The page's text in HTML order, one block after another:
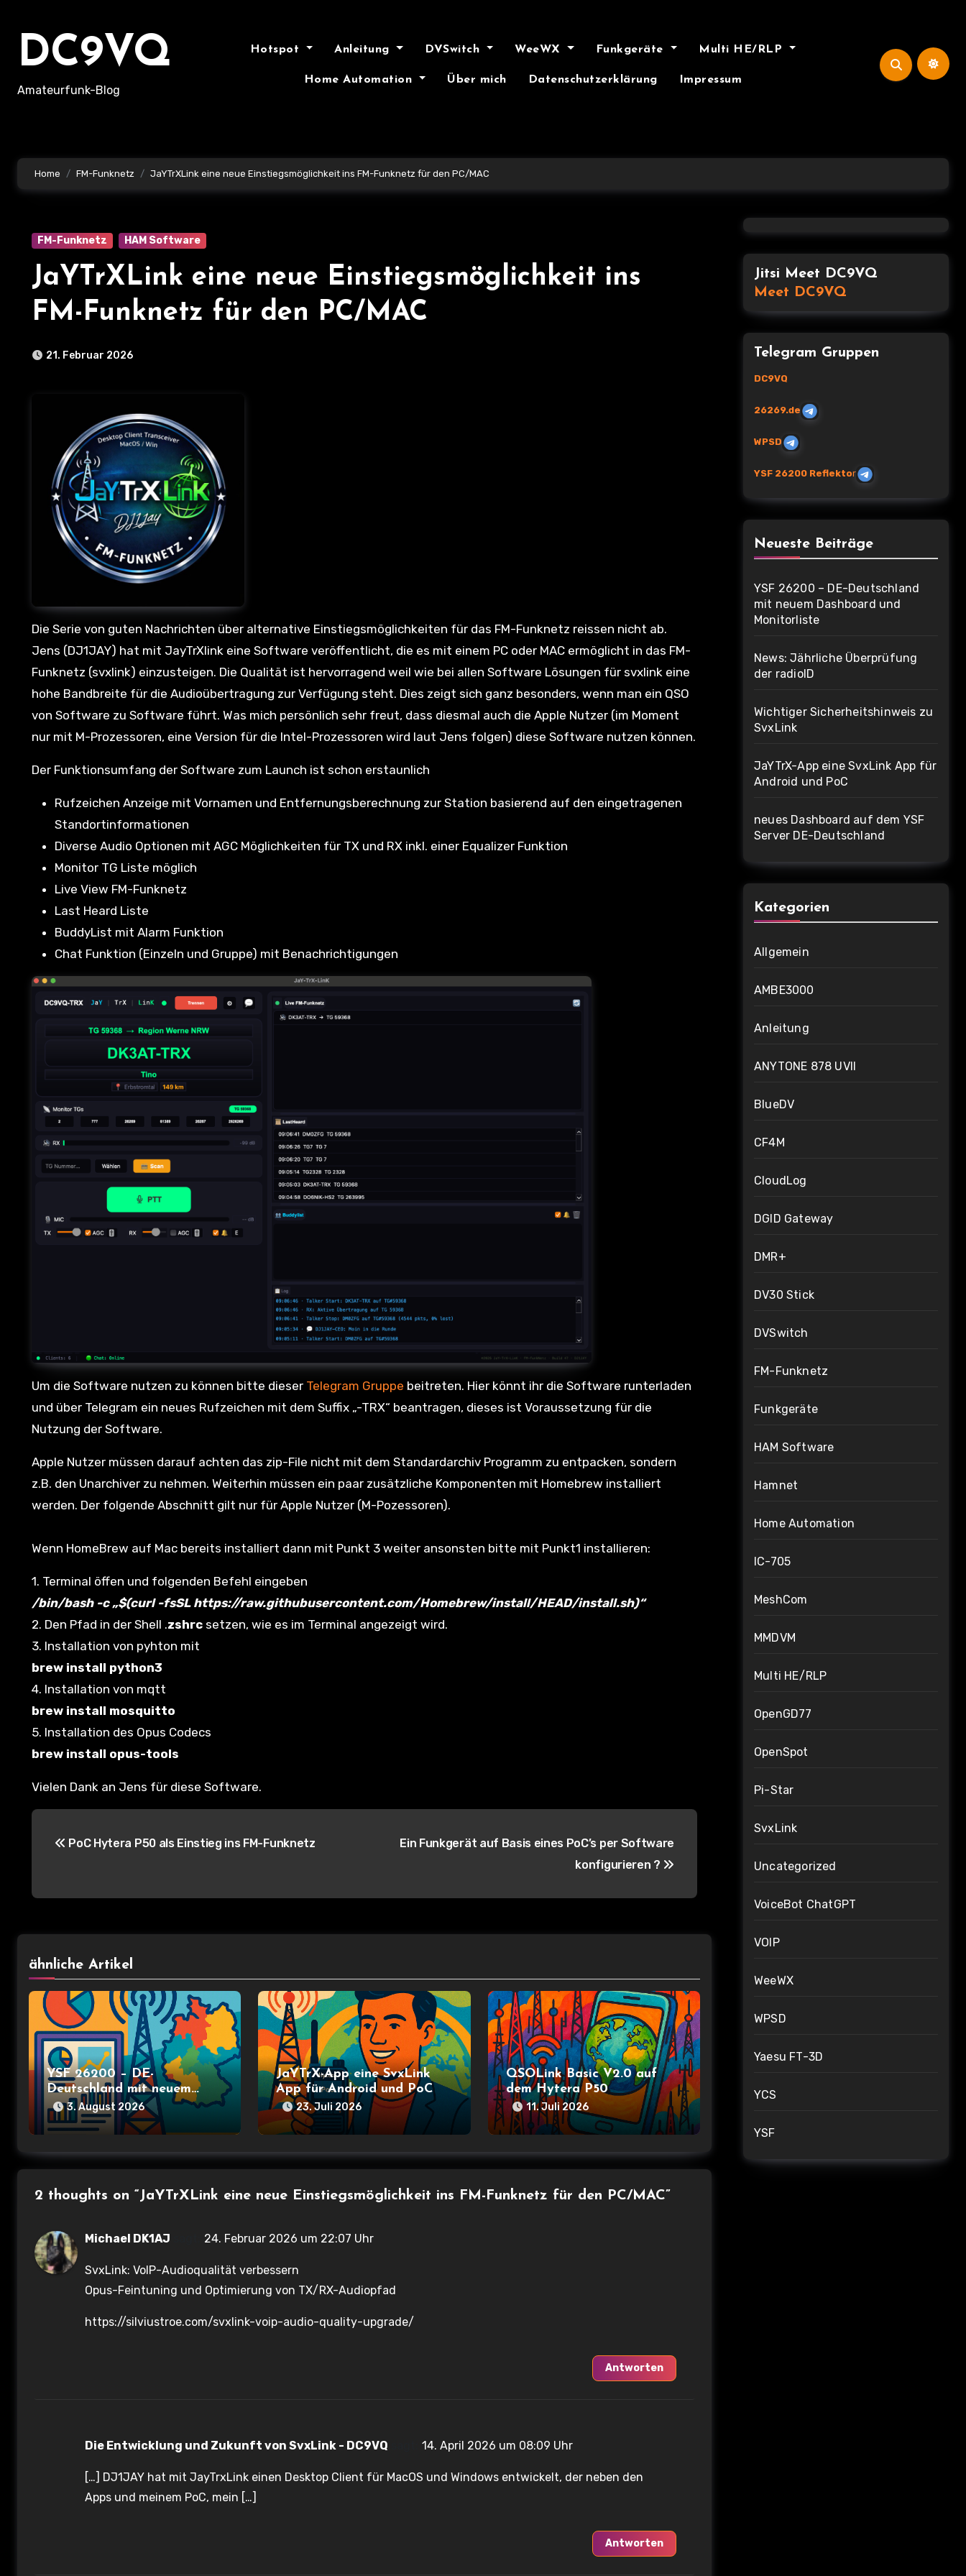
contentDC9VQ
Amateurfunk-Blog
Hotspot Anleitung DVSwitch WeeWX Funkgeräte Multi HE/RLP
Home Automation Über mich Datenschutzerklärung Impressum
Home FM-Funknetz JaYTrXLink eine neue Einstiegsmöglichkeit ins FM-Funknetz für den PC/MAC
FM-Funknetz HAM Software
JaYTrXLink eine neue Einstiegsmöglichkeit ins
FM-Funknetz für den PC/MAC
21. Februar 2026
Die Serie von guten Nachrichten über alternative Einstiegsmöglichkeiten für das FM-Funknetz reissen nicht ab.
Jens (DJ1JAY) hat mit JayTrXlink eine Software veröffentlicht, die es mit einem PC oder MAC ermöglicht in das FM-
Funknetz (svxlink) einzusteigen. Die Qualität ist hervorragend weil wie bei allen Software Lösungen für svxlink eine
hohe Bandbreite für die Audioübertragung zur Verfügung steht. Dies zeigt sich ganz besonders, wenn man ein QSO
von Software zu Software führt. Was mich persönlich sehr freut, dass diesmal auch die Apple Nutzer (im Moment
nur mit M-Prozessoren, eine Version für die Intel-Prozessoren wird laut Jens folgen) diese Software nutzen können.
Der Funktionsumfang der Software zum Launch ist schon erstaunlich
Rufzeichen Anzeige mit Vornamen und Entfernungsberechnung zur Station basierend auf den eingetragenen
Standortinformationen
Diverse Audio Optionen mit AGC Möglichkeiten für TX und RX inkl. einer Equalizer Funktion
Monitor TG Liste möglich
Live View FM-Funknetz
Last Heard Liste
BuddyList mit Alarm Funktion
Chat Funktion (Einzeln und Gruppe) mit Benachrichtigungen
Um die Software nutzen zu können bitte dieser Telegram Gruppe beitreten. Hier könnt ihr die Software runterladen
und über Telegram ein neues Rufzeichen mit dem Suffix „-TRX“ beantragen, dieses ist Voraussetzung für die
Nutzung der Software.
Apple Nutzer müssen darauf achten das zip-File nicht mit dem Standardarchiv Programm zu entpacken, sondern
z.B. den Unarchiver zu nehmen. Weiterhin müssen ein paar zusätzliche Komponenten mit Homebrew installiert
werden. Der folgende Abschnitt gilt nur für Apple Nutzer (M-Pozessoren).
Wenn HomeBrew auf Mac bereits installiert dann mit Punkt 3 weiter ansonsten bitte mit Punkt1 installieren:
1. Terminal öffen und folgenden Befehl eingeben
/bin/bash -c „$(curl -fsSL https://raw.githubusercontent.com/Homebrew/install/HEAD/install.sh)“
2. Den Pfad in der Shell .zshrc setzen, wie es im Terminal angezeigt wird.
3. Installation von pyhton mit
brew install python3
4. Installation von mqtt
brew install mosquitto
5. Installation des Opus Codecs
brew install opus-tools
Vielen Dank an Jens für diese Software.
r
a
g
s
n
a
v
g
a
t
i
PoC Hytera P50 als Einstieg ins FM-Funknetz
Ein Funkgerät auf Basis eines PoC’s per Software
konfigurieren ?
ähnliche Artikel
YSF 26200 – DE-
Deutschland mit neuem
Dashboard und Monitorliste
3. August 2026
JaYTrX-App eine SvxLink
App für Android und PoC
23. Juli 2026
QSOLink Basic V2.0 auf
dem Hytera P50
11. Juli 2026
2 thoughts on “JaYTrXLink eine neue Einstiegsmöglichkeit ins FM-Funknetz für den PC/MAC”
Michael DK1AJ 24. Februar 2026 um 22:07 Uhr
SvxLink: VoIP-Audioqualität verbessern
Opus-Feintuning und Optimierung von TX/RX-Audiopfad
https://silviustroe.com/svxlink-voip-audio-quality-upgrade/
Antworten
Die Entwicklung und Zukunft von SvxLink - DC9VQ 14. April 2026 um 08:09 Uhr
[…] DJ1JAY hat mit JayTrxLink einen Desktop Client für MacOS und Windows entwickelt, der neben den
Apps und meinem PoC, mein […]
Antworten
Jitsi Meet DC9VQ
Meet DC9VQ
Telegram Gruppen
DC9VQ
26269.de
WPSD
YSF 26200 Reflektor
Neueste Beiträge
YSF 26200 – DE-Deutschland
mit neuem Dashboard und
Monitorliste
News: Jährliche Überprüfung
der radioID
Wichtiger Sicherheitshinweis zu
SvxLink
JaYTrX-App eine SvxLink App für
Android und PoC
neues Dashboard auf dem YSF
Server DE-Deutschland
Kategorien
Allgemein
AMBE3000
Anleitung
ANYTONE 878 UVII
BlueDV
CF4M
CloudLog
DGID Gateway
DMR+
DV30 Stick
DVSwitch
FM-Funknetz
Funkgeräte
HAM Software
Hamnet
Home Automation
IC-705
MeshCom
MMDVM
Multi HE/RLP
OpenGD77
OpenSpot
Pi-Star
SvxLink
Uncategorized
VoiceBot ChatGPT
VOIP
WeeWX
WPSD
Yaesu FT-3D
YCS
YSF